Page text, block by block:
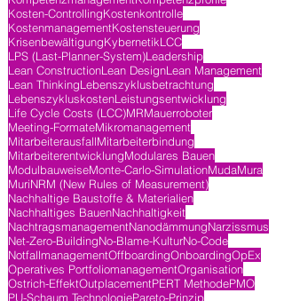
Kosten-ControllingKostenkontrolle
KostenmanagementKostensteuerung
KrisenbewältigungKybernetikLCC
LPS (Last-Planner-System)Leadership
Lean ConstructionLean DesignLean Management
Lean ThinkingLebenszyklusbetrachtung
LebenszykluskostenLeistungsentwicklung
Life Cycle Costs (LCC)MRMauerroboter
Meeting-FormateMikromanagement
MitarbeiterausfallMitarbeiterbindung
MitarbeiterentwicklungModulares Bauen
ModulbauweiseMonte-Carlo-SimulationMudaMura
MuriNRM (New Rules of Measurement)
Nachhaltige Baustoffe & Materialien
Nachhaltiges BauenNachhaltigkeit
NachtragsmanagementNanodämmungNarzissmus
Net-Zero-BuildingNo-Blame-KulturNo-Code
NotfallmanagementOffboardingOnboardingOpEx
Operatives PortfoliomanagementOrganisation
Ostrich-EffektOutplacementPERT MethodePMO
PU-Schaum TechnologiePareto-Prinzip